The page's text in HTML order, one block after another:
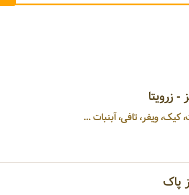
زرویتا
کیک، ویفر، تافی، آبنبات ...
پاک